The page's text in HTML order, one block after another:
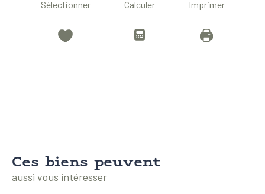
Sélectionner Calculer Imprimer
Ces biens peuvent
aussi vous intéresser